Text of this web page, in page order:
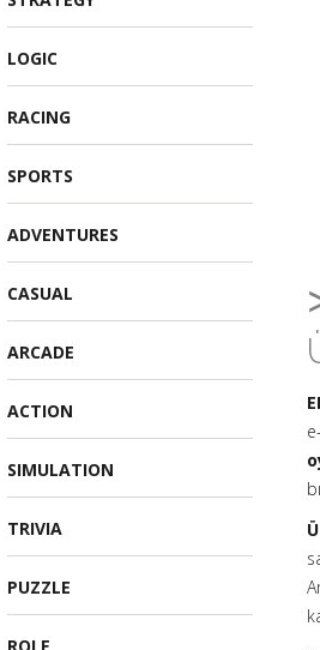
LOGIC
RACING
SPORTS
ADVENTURES
CASUAL
ARCADE
ACTION
SIMULATION
TRIVIA
PUZZLE